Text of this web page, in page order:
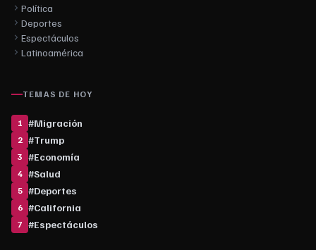
Política
Deportes
Espectáculos
Latinoamérica
TEMAS DE HOY
1 #Migración
2 #Trump
3 #Economía
4 #Salud
5 #Deportes
6 #California
7 #Espectáculos